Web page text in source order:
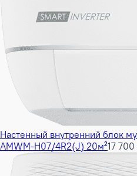
Настенный внутренний блок
AMWM-H07/4R2(J) 20м²17